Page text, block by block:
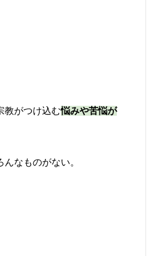
教がつけ込む悩みや苦悩が
なものがない。